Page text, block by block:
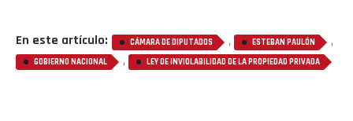
En este artículo: CÁMARA DE DIPUTADOS , ESTEBAN PAULÓN ,
GOBIERNO NACIONAL , LEY DE INVIOLABILIDAD DE LA PROPIEDAD PRIVADA